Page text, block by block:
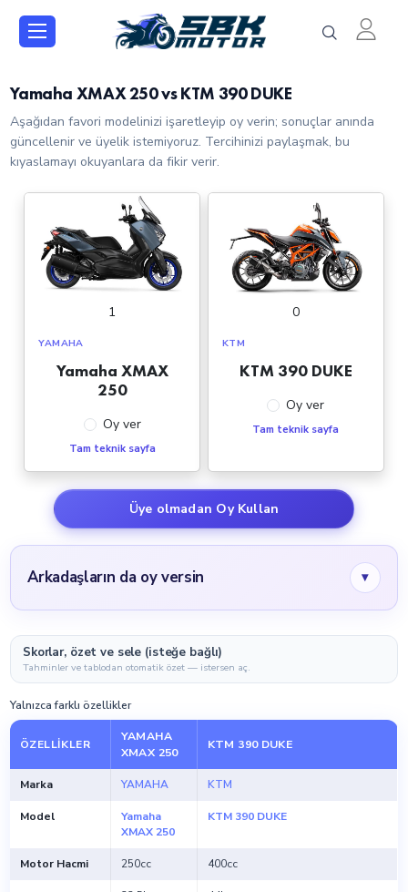
Yamaha XMAX 250 vs KTM 390 DUKE
Aşağıdan favori modelinizi işaretleyip oy verin; sonuçlar anında
güncellenir ve üyelik istemiyoruz. Tercihinizi paylaşmak, bu
kıyaslamayı okuyanlara da fikir verir.
1
YAMAHA
Yamaha XMAX
250
Oy ver
Tam teknik sayfa
0
KTM
KTM 390 DUKE
Oy ver
Tam teknik sayfa
Üye olmadan Oy Kullan
Arkadaşların da oy versin ▾
Skorlar, özet ve sele (isteğe bağlı)
Tahminler ve tablodan otomatik özet — istersen aç.
Yalnızca farklı özellikler
ÖZELLIKLER
YAMAHA
XMAX 250
KTM 390 DUKE
Marka YAMAHA KTM
Model
Yamaha
XMAX 250
KTM 390 DUKE
Motor Hacmi 250cc 400cc